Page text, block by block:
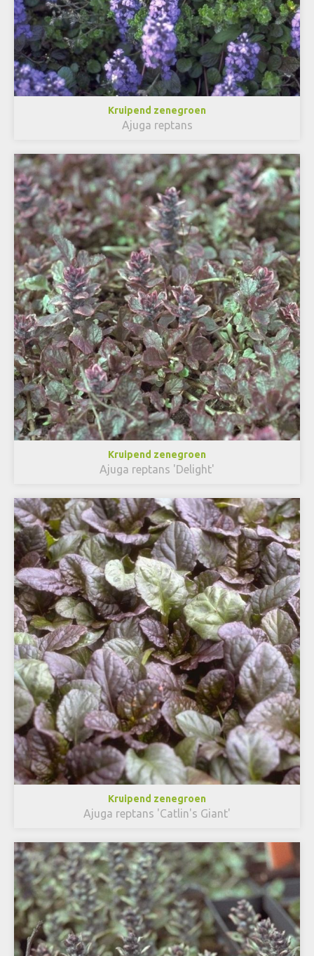
Kruipend zenegroen
Ajuga reptans
Kruipend zenegroen
Ajuga reptans 'Delight'
Kruipend zenegroen
Ajuga reptans 'Catlin's Giant'